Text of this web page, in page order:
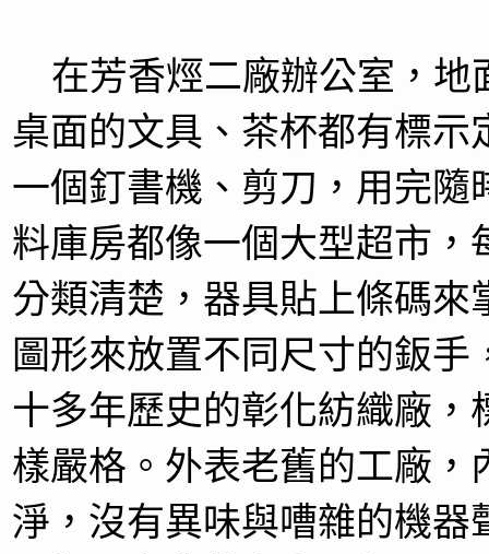
在芳香烴二廠辦公室，地
桌面的文具、茶杯都有標示
一個釘書機、剪刀，用完隨
料庫房都像一個大型超市，
分類清楚，器具貼上條碼來
圖形來放置不同尺寸的鈑手
十多年歷史的彰化紡織廠，
樣嚴格。外表老舊的工廠，
淨，沒有異味與嘈雜的機器